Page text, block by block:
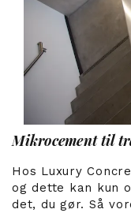
Mikrocement til
Hos Luxury
og dette kan kun
det, du gør. Så